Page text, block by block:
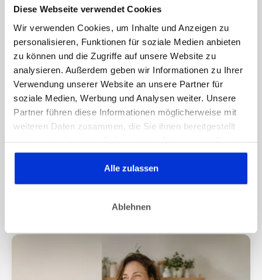
Diese Webseite verwendet Cookies
Wir verwenden Cookies, um Inhalte und Anzeigen zu
personalisieren, Funktionen für soziale Medien anbieten
zu können und die Zugriffe auf unsere Website zu
analysieren. Außerdem geben wir Informationen zu Ihrer
Verwendung unserer Website an unsere Partner für
soziale Medien, Werbung und Analysen weiter. Unsere
Partner führen diese Informationen möglicherweise mit
weiteren Daten zusammen, die Sie ihnen bereitgestellt
gesammelt haben. Dies gilt auch für Gesundheitsdaten,
die gegebenenfalls für die Kursdurchführung erhoben
werden.
Alle zulassen
Ablehnen